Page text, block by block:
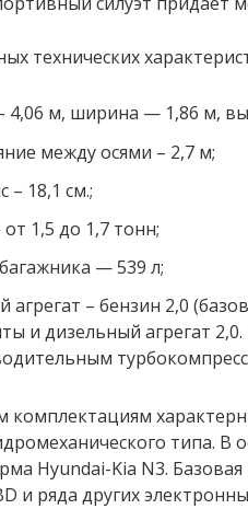
технических
4,06 м, ширина — 1,86 м,
между осями – 2,7 м;
– 18,1 см.;
от 1,5 до 1,7 тонн;
— 539 л;
агрегат – бензин 2,0
и дизельный агрегат
комплектациям
типа. В
Hyundai-Kia N3.
и ряда других